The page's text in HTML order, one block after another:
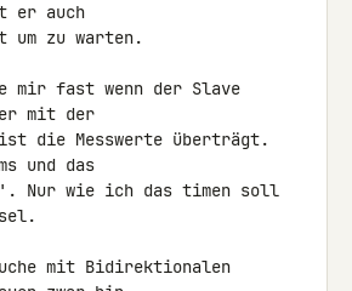
er auch
um zu warten.
mir fast wenn der Slave
mit der
die Messwerte überträgt.
und das
Nur wie ich das timen soll
mit Bidirektionalen